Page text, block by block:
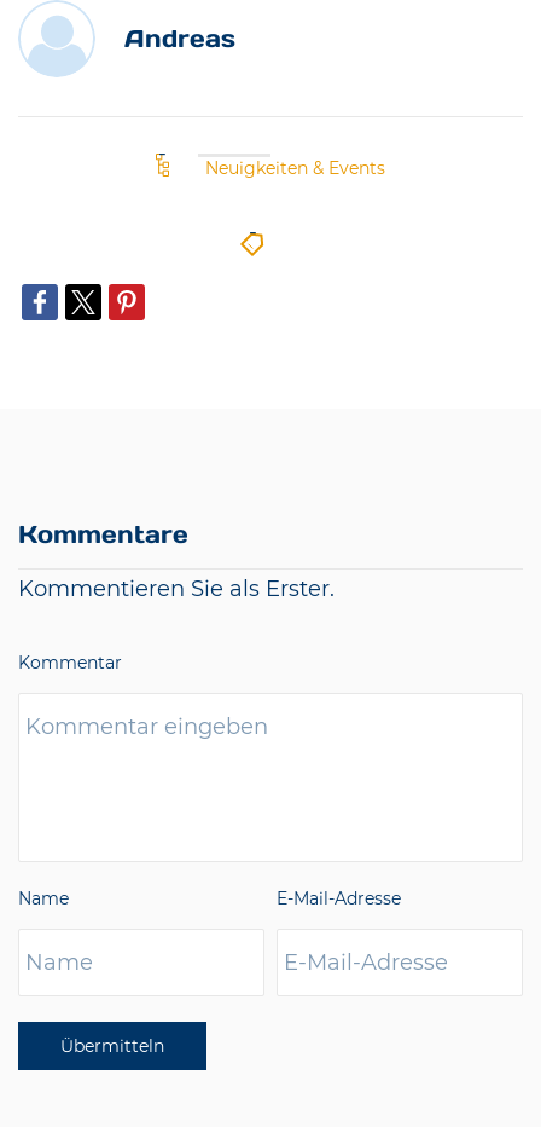
Andreas
Neuigkeiten & Events
Kommentare
Kommentieren Sie als Erster.
Kommentar
Name E-Mail-Adresse
Übermitteln